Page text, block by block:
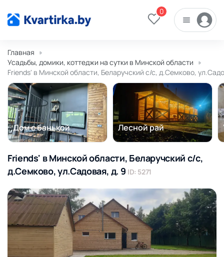
0
Главная
Усадьбы, домики, коттеджи на сутки в Минской области
Friends' в Минской области, Беларучский с/с, д.Семково,
Дом с банькой Лесной рай
Friends' в Минской области, Беларучский с/с,
д.Семково, ул.Садовая, д. 9 ID: 5271